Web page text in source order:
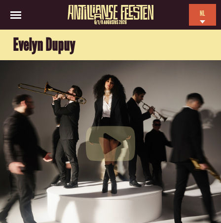
6/7/8 AUGUSTUS 2026
NL
Evelyn Dupuy